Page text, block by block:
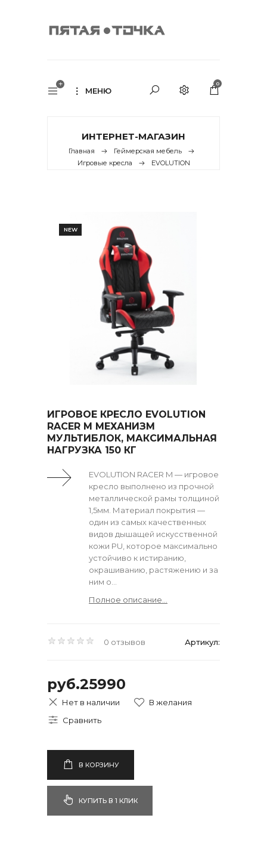
МЕНЮ
0
ИНТЕРНЕТ-МАГАЗИН
Главная
Геймерская мебель
Игровые кресла
EVOLUTION
NEW
ИГРОВОЕ КРЕСЛО EVOLUTION
RACER M МЕХАНИЗМ
МУЛЬТИБЛОК, МАКСИМАЛЬНАЯ
НАГРУЗКА 150 КГ
EVOLUTION RACER M — игровое
кресло выполнено из прочной
металлической рамы толщиной
1,5мм. Материал покрытия —
один из самых качественных
видов дышащей искусственной
кожи PU, которое максимально
устойчиво к истиранию,
окрашиванию, растяжению и за
ним о...
Полное описание...
0 отзывов Артикул:
руб.25990
Нет в наличии
В КОРЗИНУ
КУПИТЬ В 1 КЛИК